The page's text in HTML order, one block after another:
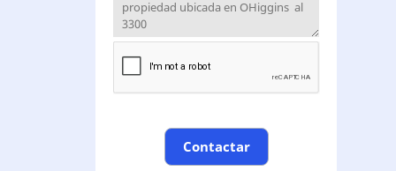
Contactar